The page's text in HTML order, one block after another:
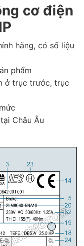
cơ điện
hãng, có số liệu
phẩm
ở trục trước, trục
Châu Âu